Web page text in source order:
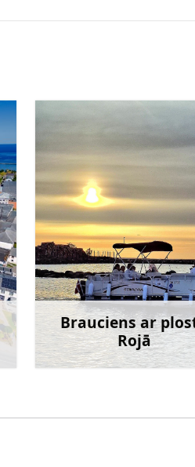
Brauciens ar
Rojā
Uzzināt